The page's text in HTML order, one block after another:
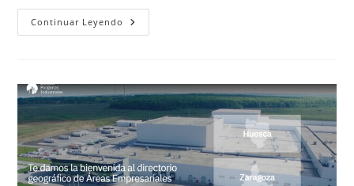
Continuar Leyendo BASE
DE
–
GOBIERNO
DE
ARAGÓN